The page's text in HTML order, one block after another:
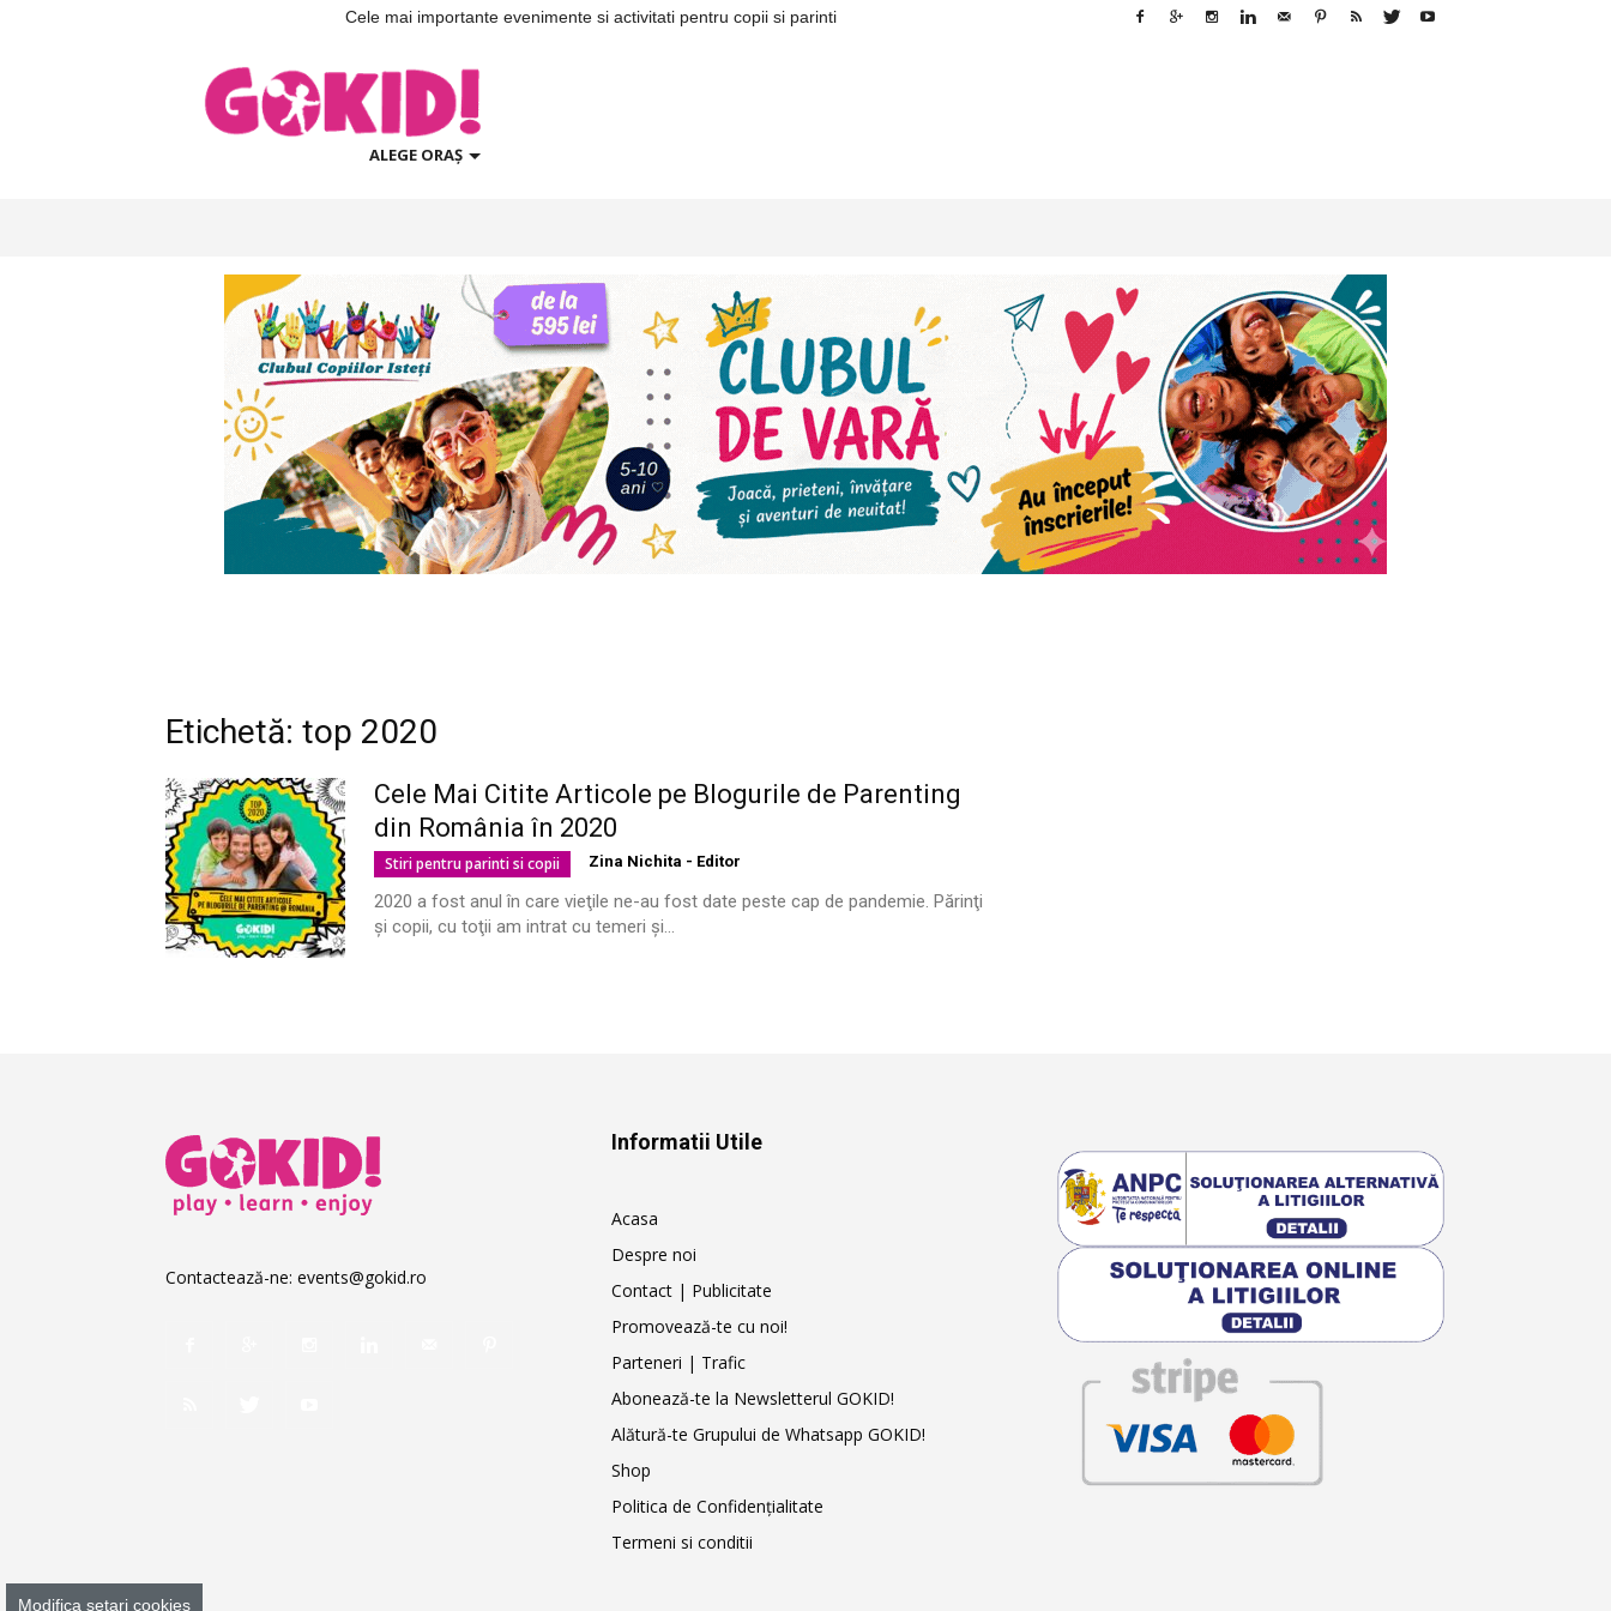
Cele mai importante evenimente si activitati pentru copii si parinti
ALEGE ORAȘ
Etichetă: top 2020
Cele Mai Citite Articole pe Blogurile de Parenting
din România în 2020
Stiri pentru parinti si copii Zina Nichita - Editor
2020 a fost anul în care vieţile ne-au fost date peste cap de pandemie. Părinţi
şi copii, cu toţii am intrat cu temeri şi...
Contactează-ne: events@gokid.ro
Informatii Utile
Acasa
Despre noi
Contact | Publicitate
Promovează-te cu noi!
Parteneri | Trafic
Abonează-te la Newsletterul GOKID!
Alătură-te Grupului de Whatsapp GOKID!
Shop
Politica de Confidențialitate
Termeni si conditii
Modifica setari cookies